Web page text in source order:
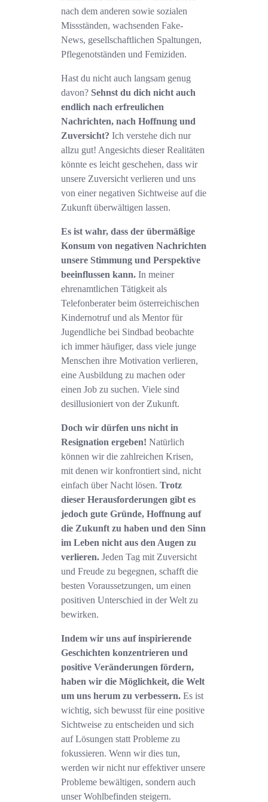
nach dem anderen sowie sozialen
Missständen, wachsenden Fake-
News, gesellschaftlichen Spaltungen,
Pflegenotständen und Femiziden.
Hast du nicht auch langsam genug
davon? Sehnst du dich nicht auch
endlich nach erfreulichen
Nachrichten, nach Hoffnung und
Zuversicht? Ich verstehe dich nur
allzu gut! Angesichts dieser Realitäten
könnte es leicht geschehen, dass wir
unsere Zuversicht verlieren und uns
von einer negativen Sichtweise auf die
Zukunft überwältigen lassen.
Es ist wahr, dass der übermäßige
Konsum von negativen Nachrichten
unsere Stimmung und Perspektive
beeinflussen kann.In meiner
ehrenamtlichen Tätigkeit als
Telefonberater beim österreichischen
Kindernotruf und als Mentor für
Jugendliche bei Sindbad beobachte
ich immer häufiger, dass viele junge
Menschen ihre Motivation verlieren,
eine Ausbildung zu machen oder
einen Job zu suchen. Viele sind
desillusioniert von der Zukunft.
Doch wir dürfen uns nicht in
Resignation ergeben! Natürlich
können wir die zahlreichen Krisen,
mit denen wir konfrontiert sind, nicht
einfach über Nacht lösen. Trotz
dieser Herausforderungen gibt es
jedoch gute Gründe, Hoffnung auf
die Zukunft zu haben und den Sinn
im Leben nicht aus den Augen zu
verlieren.Jeden Tag mit Zuversicht
und Freude zu begegnen, schafft die
besten Voraussetzungen, um einen
positiven Unterschied in der Welt zu
bewirken.
Indem wir uns auf inspirierende
Geschichten konzentrieren und
positive Veränderungen fördern,
haben wir die Möglichkeit, die Welt
um uns herum zu verbessern.Es ist
wichtig, sich bewusst für eine positive
Sichtweise zu entscheiden und sich
auf Lösungen statt Probleme zu
fokussieren. Wenn wir dies tun,
werden wir nicht nur effektiver unsere
Probleme bewältigen, sondern auch
unser Wohlbefinden steigern.